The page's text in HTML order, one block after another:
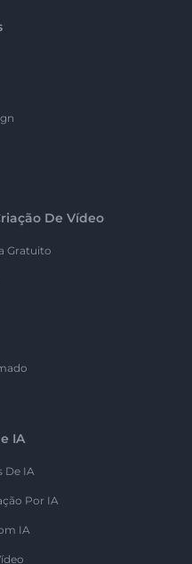
De Vídeo
Gratuito
IA
De IA
Por IA
IA